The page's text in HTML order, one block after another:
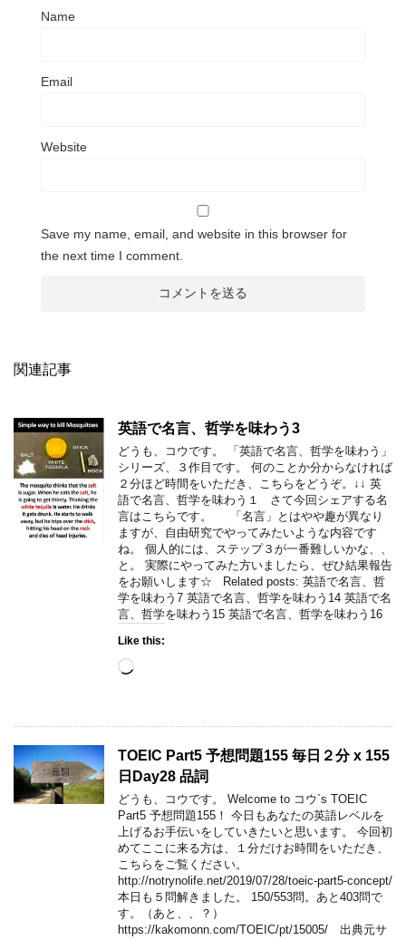
Name
Email
Website
Save my name, email, and website in this browser for
the next time I comment.
関連記事
英語で名言、哲学を味わう3
どうも、コウです。 「英語で名言、哲学を味わう」
シリーズ、３作目です。 何のことか分からなければ
２分ほど時間をいただき、こちらをどうぞ。↓↓ 英
語で名言、哲学を味わう１ さて今回シェアする名
言はこちらです。 「名言」とはやや趣が異なり
ますが、自由研究でやってみたいような内容です
ね。 個人的には、ステップ３が一番難しいかな、、
と。 実際にやってみた方いましたら、ぜひ結果報告
をお願いします☆ Related posts: 英語で名言、哲
学を味わう7 英語で名言、哲学を味わう14 英語で名
言、哲学を味わう15 英語で名言、哲学を味わう16
Like this:
Loading…
TOEIC Part5 予想問題155 毎日２分 x 155
日Day28 品詞
どうも、コウです。 Welcome to コウ`s TOEIC
Part5 予想問題155！ 今日もあなたの英語レベルを
上げるお手伝いをしていきたいと思います。 今回初
めてここに来る方は、１分だけお時間をいただき、
こちらをご覧ください。
http://notrynolife.net/2019/07/28/toeic-part5-concept/
本日も５問解きました。 150/553問。あと403問で
す。（あと、、？）
https://kakomonn.com/TOEIC/pt/15005/ 出典元サ